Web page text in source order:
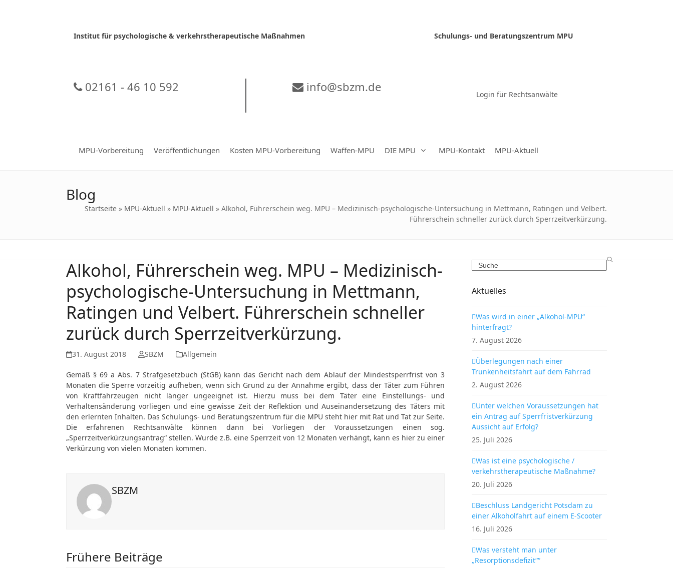
Institut für psychologische & verkehrstherapeutische Maßnahmen
Schulungs- und Beratungszentrum MPU
02161 - 46 10 592 info@sbzm.de
Login für Rechtsanwälte
MPU-Vorbereitung Veröffentlichungen Kosten MPU-Vorbereitung Waffen-MPU DIE MPU MPU-Kontakt MPU-Aktuell
Blog
Startseite » MPU-Aktuell » MPU-Aktuell » Alkohol, Führerschein weg. MPU – Medizinisch-psychologische-Untersuchung in Mettmann, Ratingen und Velbert.
Führerschein schneller zurück durch Sperrzeitverkürzung.
Alkohol, Führerschein weg. MPU – Medizinisch-
psychologische-Untersuchung in Mettmann,
Ratingen und Velbert. Führerschein schneller
zurück durch Sperrzeitverkürzung.
31. August 2018 SBZM Allgemein
Gemäß § 69 a Abs. 7 Strafgesetzbuch (StGB) kann das Gericht nach dem Ablauf der Mindestsperrfrist von 3
Monaten die Sperre vorzeitig aufheben, wenn sich Grund zu der Annahme ergibt, dass der Täter zum Führen
von Kraftfahrzeugen nicht länger ungeeignet ist. Hierzu muss bei dem Täter eine Einstellungs- und
Verhaltensänderung vorliegen und eine gewisse Zeit der Reflektion und Auseinandersetzung des Täters mit
den erlernten Inhalten. Das Schulungs- und Beratungszentrum für die MPU steht hier mit Rat und Tat zur Seite.
Die erfahrenen Rechtsanwälte können dann bei Vorliegen der Voraussetzungen einen sog.
„Sperrzeitverkürzungsantrag“ stellen. Wurde z.B. eine Sperrzeit von 12 Monaten verhängt, kann es hier zu einer
Verkürzung von vielen Monaten kommen.
SBZM
Frühere Beiträge
Search
Aktuelles
Was wird in einer „Alkohol-MPU“
hinterfragt?
7. August 2026
Überlegungen nach einer
Trunkenheitsfahrt auf dem Fahrrad
2. August 2026
Unter welchen Voraussetzungen hat
ein Antrag auf Sperrfristverkürzung
Aussicht auf Erfolg?
25. Juli 2026
Was ist eine psychologische /
verkehrstherapeutische Maßnahme?
20. Juli 2026
Beschluss Landgericht Potsdam zu
einer Alkoholfahrt auf einem E-Scooter
16. Juli 2026
Was versteht man unter
„Resorptionsdefizit““